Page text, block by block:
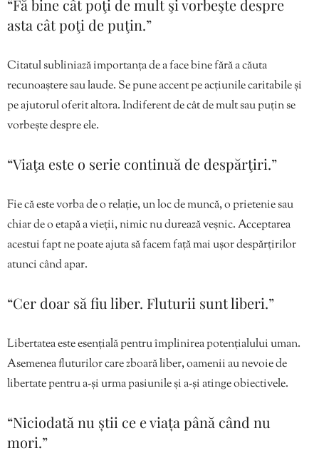
“Fă bine cât poţi de mult şi vorbeşte despre
asta cât poţi de puţin.”
Citatul subliniază importanța de a face bine fără a căuta
recunoaștere sau laude. Se pune accent pe acțiunile caritabile și
pe ajutorul oferit altora. Indiferent de cât de mult sau puțin se
vorbește despre ele.
“Viaţa este o serie continuă de despărţiri.”
Fie că este vorba de o relație, un loc de muncă, o prietenie sau
chiar de o etapă a vieții, nimic nu durează veșnic. Acceptarea
acestui fapt ne poate ajuta să facem față mai ușor despărțirilor
atunci când apar.
“Cer doar să fiu liber. Fluturii sunt liberi.”
Libertatea este esențială pentru împlinirea potențialului uman.
Asemenea fluturilor care zboară liber, oamenii au nevoie de
libertate pentru a-și urma pasiunile și a-și atinge obiectivele.
“Niciodată nu știi ce e viața până când nu
mori.”